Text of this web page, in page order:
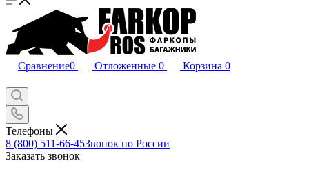
Сравнение0 Отложенные 0 Корзина 0
Телефоны
8 (800) 511-66-45Звонок по России
Заказать звонок